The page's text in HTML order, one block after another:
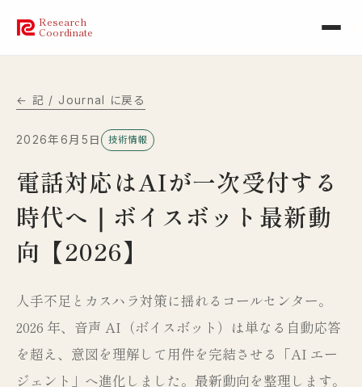
Research
Coordinate
← 記 / Journal に戻る
2026年6月5日 技術情報
電話対応はAIが一次受付する
時代へ｜ボイスボット最新動
向【2026】
人手不足とカスハラ対策に揺れるコールセンター。
2026 年、音声 AI（ボイスボット）は単なる自動応答
を超え、意図を理解して用件を完結させる「AI エー
ジェント」へ進化しました。最新動向を整理します。